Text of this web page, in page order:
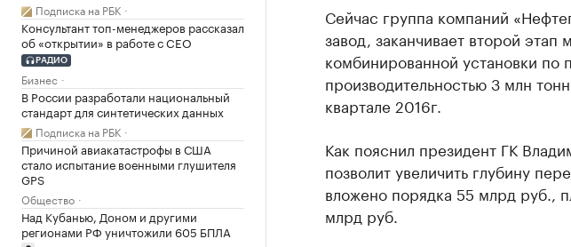
Подписка на РБК
Консультант топ-менеджеров рассказал
об «открытии» в работе с CEO
РАДИО
Бизнес
В России разработали национальный
стандарт для синтетических данных
Подписка на РБК
Причиной авиакатастрофы в США
стало испытание военными глушителя
GPS
Общество
Над Кубанью, Доном и другими
регионами РФ уничтожили 605 БПЛА
Сейчас группа компаний
завод, заканчивает второй
комбинированной установки по
производительностью 3 млн
квартале 2016г.
Как пояснил президент ГК
позволит увеличить глубину
вложено порядка 55 млрд руб.,
млрд руб.